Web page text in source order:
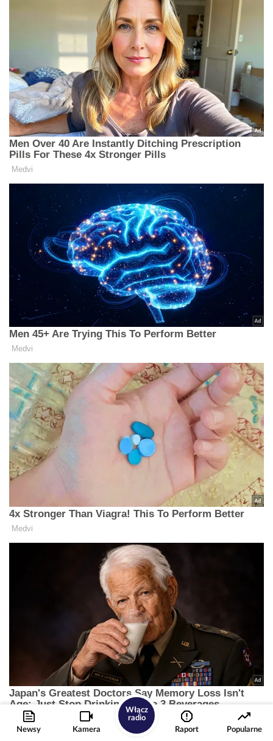
Newsy Kamera
Włącz
radio
Raport
Popularne